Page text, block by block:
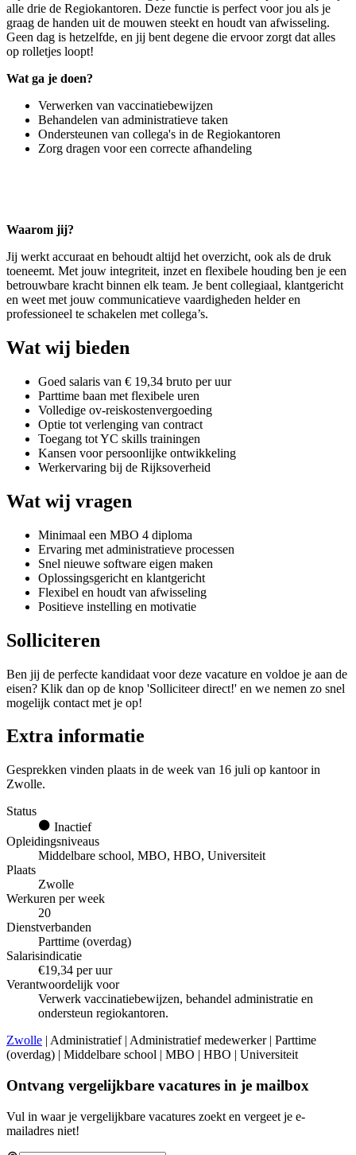
alle drie de Regiokantoren. Deze functie is perfect voor jou als je
graag de handen uit de mouwen steekt en houdt van afwisseling.
Geen dag is hetzelfde, en jij bent degene die ervoor zorgt dat alles
op rolletjes loopt!
Wat ga je doen?
Verwerken van vaccinatiebewijzen
Behandelen van administratieve taken
Ondersteunen van collega's in de Regiokantoren
Zorg dragen voor een correcte afhandeling
Waarom jij?
Jij werkt accuraat en behoudt altijd het overzicht, ook als de druk
toeneemt. Met jouw integriteit, inzet en flexibele houding ben je een
betrouwbare kracht binnen elk team. Je bent collegiaal, klantgericht
en weet met jouw communicatieve vaardigheden helder en
professioneel te schakelen met collega’s.
Wat wij bieden
Goed salaris van € 19,34 bruto per uur
Parttime baan met flexibele uren
Volledige ov-reiskostenvergoeding
Optie tot verlenging van contract
Toegang tot YC skills trainingen
Kansen voor persoonlijke ontwikkeling
Werkervaring bij de Rijksoverheid
Wat wij vragen
Minimaal een MBO 4 diploma
Ervaring met administratieve processen
Snel nieuwe software eigen maken
Oplossingsgericht en klantgericht
Flexibel en houdt van afwisseling
Positieve instelling en motivatie
Solliciteren
Ben jij de perfecte kandidaat voor deze vacature en voldoe je aan de
eisen? Klik dan op de knop 'Solliciteer direct!' en we nemen zo snel
mogelijk contact met je op!
Extra informatie
Gesprekken vinden plaats in de week van 16 juli op kantoor in
Zwolle.
Status
Inactief
Opleidingsniveaus
Middelbare school, MBO, HBO, Universiteit
Plaats
Zwolle
Werkuren per week
20
Dienstverbanden
Parttime (overdag)
Salarisindicatie
€19,34 per uur
Verantwoordelijk voor
Verwerk vaccinatiebewijzen, behandel administratie en
ondersteun regiokantoren.
Zwolle | Administratief | Administratief medewerker | Parttime
(overdag) | Middelbare school | MBO | HBO | Universiteit
Ontvang vergelijkbare vacatures in je mailbox
Vul in waar je vergelijkbare vacatures zoekt en vergeet je e-
mailadres niet!